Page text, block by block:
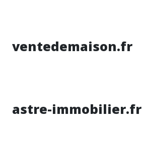
ventedemaison.fr
astre-immobilier.fr